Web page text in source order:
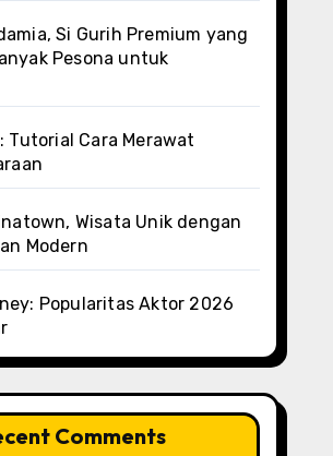
Si Gurih Premium yang
Pesona untuk
Tutorial Cara Merawat
Wisata Unik dengan
Modern
Popularitas Aktor 2026
Comments